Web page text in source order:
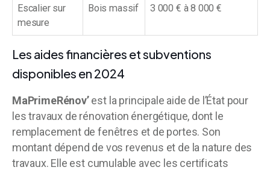
Escalier sur
mesure
Bois massif 3 000 € à 8 000 €
Les aides financières et subventions
disponibles en 2024
MaPrimeRénov’est la principale aide de l’État pour
les travaux de rénovation énergétique, dont le
remplacement de fenêtres et de portes. Son
montant dépend de vos revenus et de la nature des
travaux. Elle est cumulable avec les certificats